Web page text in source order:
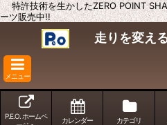
特許技術を生かしたZERO POINT
ーツ販売中!!
走りを変え
メニュー
P.E.O. ホームペ
カレンダー カテゴリ